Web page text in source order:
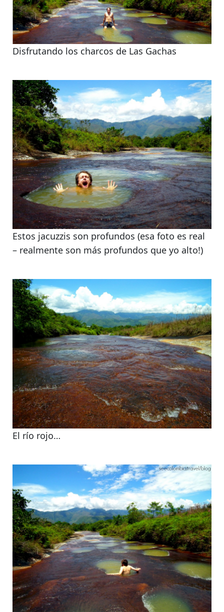
Disfrutando los charcos de Las Gachas
Estos jacuzzis son profundos (esa foto es real
– realmente son más profundos que yo alto!)
El río rojo…